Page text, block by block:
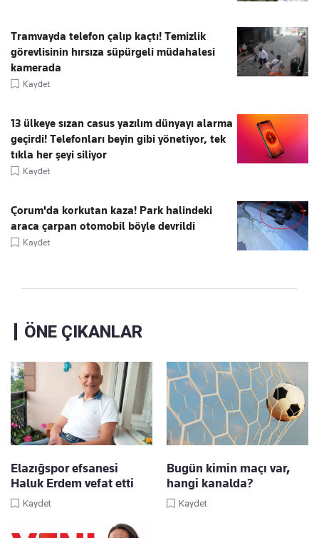
Tramvayda telefon çalıp kaçtı! Temizlik
görevlisinin hırsıza süpürgeli müdahalesi
kamerada
Kaydet
13 ülkeye sızan casus yazılım dünyayı alarma
geçirdi! Telefonları beyin gibi yönetiyor, tek
tıkla her şeyi siliyor
Kaydet
Çorum'da korkutan kaza! Park halindeki
araca çarpan otomobil böyle devrildi
Kaydet
ÖNE ÇIKANLAR
Elazığspor efsanesi
Haluk Erdem vefat etti
Kaydet
Bugün kimin maçı var,
hangi kanalda?
Kaydet